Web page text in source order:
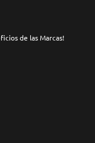
de las Marcas!